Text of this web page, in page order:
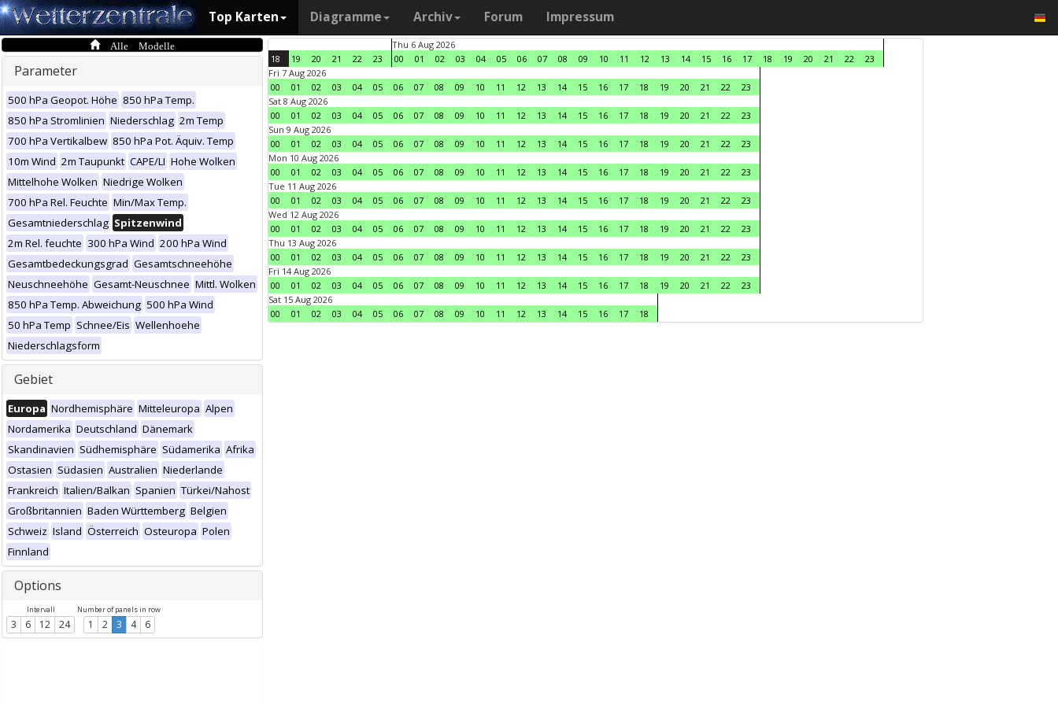
Top Karten Diagramme Archiv Forum Impressum
Alle Modelle
Parameter
500 hPa Geopot. Höhe 850 hPa Temp.
850 hPa Stromlinien Niederschlag 2m Temp
700 hPa Vertikalbew 850 hPa Pot. Äquiv. Temp
10m Wind 2m Taupunkt CAPE/LI Hohe Wolken
Mittelhohe Wolken Niedrige Wolken
700 hPa Rel. Feuchte Min/Max Temp.
Gesamtniederschlag Spitzenwind
2m Rel. feuchte 300 hPa Wind 200 hPa Wind
Gesamtbedeckungsgrad Gesamtschneehöhe
Neuschneehöhe Gesamt-Neuschnee Mittl. Wolken
850 hPa Temp. Abweichung 500 hPa Wind
50 hPa Temp Schnee/Eis Wellenhoehe
Niederschlagsform
Gebiet
Europa Nordhemisphäre Mitteleuropa Alpen
Nordamerika Deutschland Dänemark
Skandinavien Südhemisphäre Südamerika Afrika
Ostasien Südasien Australien Niederlande
Frankreich Italien/Balkan Spanien Türkei/Nahost
Großbritannien Baden Württemberg Belgien
Schweiz Island Österreich Osteuropa Polen
Finnland
Options
Intervall
3 6 12 24
Number of panels in row
1 2 3 4 6
18 19 20 21 22 23
Thu 6 Aug 2026
00
01 02 03 04 05 06 07 08 09 10 11 12 13 14 15 16 17 18 19 20 21 22
23
Fri 7 Aug 2026
00
01 02 03 04 05 06 07 08 09 10 11 12 13 14 15 16 17 18 19 20 21 22
23
Sat 8 Aug 2026
00
01 02 03 04 05 06 07 08 09 10 11 12 13 14 15 16 17 18 19 20 21 22
23
Sun 9 Aug 2026
00
01 02 03 04 05 06 07 08 09 10 11 12 13 14 15 16 17 18 19 20 21 22
23
Mon 10 Aug 2026
00
01 02 03 04 05 06 07 08 09 10 11 12 13 14 15 16 17 18 19 20 21 22
23
Tue 11 Aug 2026
00
01 02 03 04 05 06 07 08 09 10 11 12 13 14 15 16 17 18 19 20 21 22
23
Wed 12 Aug 2026
00
01 02 03 04 05 06 07 08 09 10 11 12 13 14 15 16 17 18 19 20 21 22
23
Thu 13 Aug 2026
00
01 02 03 04 05 06 07 08 09 10 11 12 13 14 15 16 17 18 19 20 21 22
23
Fri 14 Aug 2026
00
01 02 03 04 05 06 07 08 09 10 11 12 13 14 15 16 17 18 19 20 21 22
23
Sat 15 Aug 2026
00
01 02 03 04 05 06 07 08 09 10 11 12 13 14 15 16 17 18